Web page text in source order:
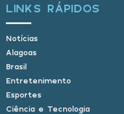
LINKS RÁPIDOS
Notícias
Alagoas
Brasil
Entretenimento
Esportes
Ciência e Tecnologia